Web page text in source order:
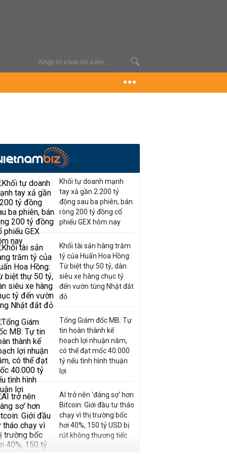
Khối tự doanh mạnh
tay xả gần 2.200 tỷ
đồng sau ba phiên, bán
ròng 200 tỷ đồng cổ
phiếu GEX hôm nay
Khối tài sản hàng trăm
tỷ của Huấn Hoa Hồng:
Từ biệt thự 50 tỷ, dàn
siêu xe hàng chục tỷ
đến vườn tùng Nhật đắt
đỏ
Tổng Giám đốc MB: Tự
tin hoàn thành kế
hoạch lợi nhuận năm,
có thể đạt mốc 40.000
tỷ nếu tình hình thuận
lợi
AI trở nên 'đáng sợ' hơn
Bitcoin: Giới đầu tư tháo
chạy vì thị trường bốc
hơi 40%, 150 tỷ USD bị
rút không thương tiếc